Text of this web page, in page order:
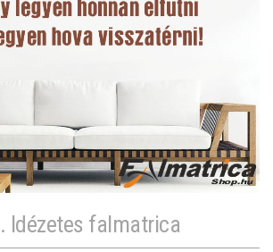
Idézetes falmatrica